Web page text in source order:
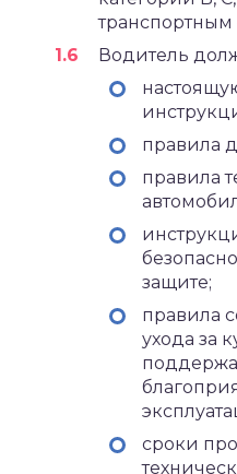
транспортным
Водитель
правила
правила
защите;
правила
ухода за
сроки